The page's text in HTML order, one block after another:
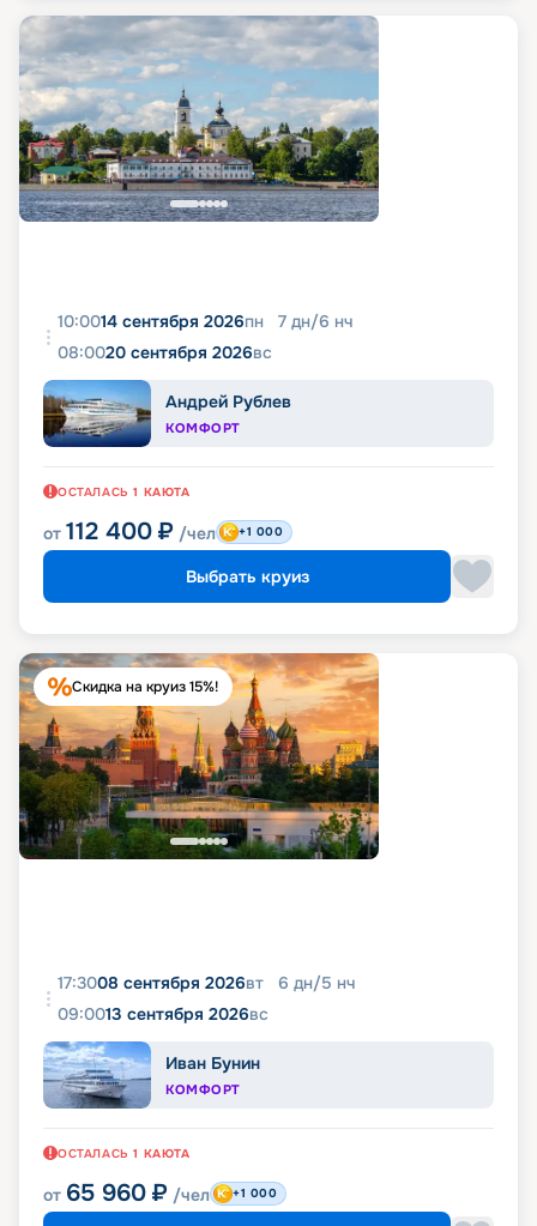
10:0014 сентября 2026пн 7 дн/6 нч
08:0020 сентября 2026вс
Андрей Рублев
КОМФОРТ
ОСТАЛАСЬ 1 КАЮТА
от 112 400 ₽ /чел +1 000
Выбрать круиз
Скидка на круиз 15%!
17:3008 сентября 2026вт 6 дн/5 нч
09:0013 сентября 2026вс
Иван Бунин
КОМФОРТ
ОСТАЛАСЬ 1 КАЮТА
от 65 960 ₽ /чел +1 000